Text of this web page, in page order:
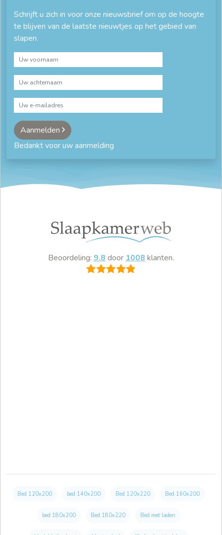
Schrijft u zich in voor onze nieuwsbrief om op de hoogte
te blijven van de laatste nieuwtjes op het gebied van
slapen.
Aanmelden
Bedankt voor uw aanmelding
Beoordeling: 9.8door1008klanten.
Bed 120x200 bed 140x200 Bed 120x220 Bed 160x200
bed 180x200 Bed 180x220 Bed met laden